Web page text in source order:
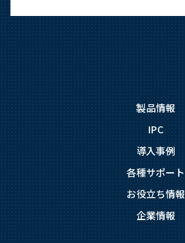
製品情報
IPC
導入事例
各種サポート
お役立ち情報
企業情報